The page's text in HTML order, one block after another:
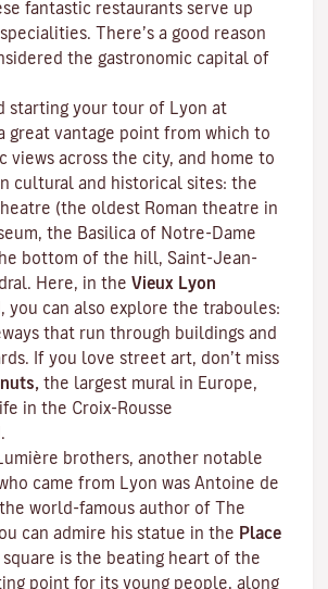
fantastic restaurants serve up
There’s a good reason
the gastronomic capital of
starting your tour of Lyon at
great vantage point from which to
views across the city, and home to
cultural and historical sites: the
(the oldest Roman theatre in
the Basilica of Notre-Dame
bottom of the hill, Saint-Jean-
Here, in the Vieux Lyon
you can also explore the traboules:
that run through buildings and
If you love street art, don’t miss
the largest mural in Europe,
in the Croix-Rousse
brothers, another notable
came from Lyon was Antoine de
world-famous author of The
can admire his statue in the Place
square is the beating heart of the
point for its young people, along